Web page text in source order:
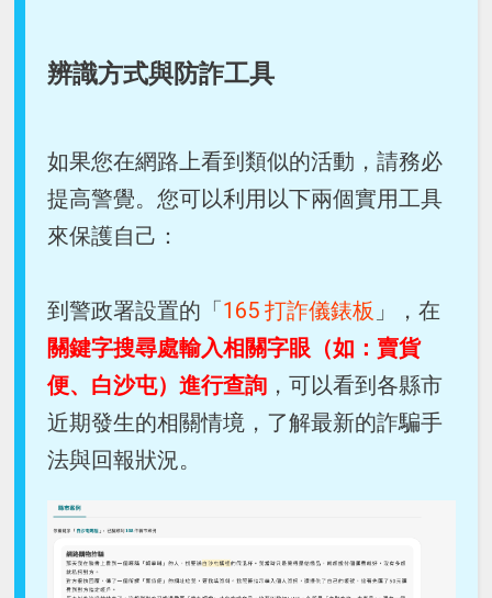
辨識方式與防詐工具
如果您在網路上看到類似的活動，請務必
提高警覺。您可以利用以下兩個實用工具
來保護自己：
到警政署設置的「165 打詐儀錶板 」，在
關鍵字搜尋處輸入相關字眼（如：賣貨
便、白沙屯）進行查詢 ，可以看到各縣市
近期發生的相關情境，了解最新的詐騙手
法與回報狀況。